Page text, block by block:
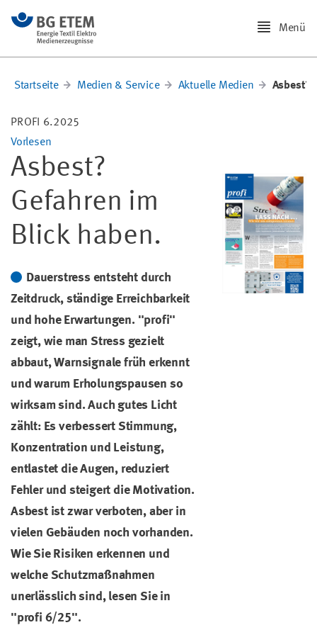
Menü
Startseite Medien & Service Aktuelle Medien Asbest?
PROFI 6.2025
Vorlesen
Asbest?
Gefahren im
Blick haben.
Dauerstress entsteht durch
Zeitdruck, ständige Erreichbarkeit
und hohe Erwartungen. "profi"
zeigt, wie man Stress gezielt
abbaut, Warnsignale früh erkennt
und warum Erholungspausen so
wirksam sind. Auch gutes Licht
zählt: Es verbessert Stimmung,
Konzentration und Leistung,
entlastet die Augen, reduziert
Fehler und steigert die Motivation.
Asbest ist zwar verboten, aber in
vielen Gebäuden noch vorhanden.
Wie Sie Risiken erkennen und
welche Schutzmaßnahmen
unerlässlich sind, lesen Sie in
"profi 6/25".